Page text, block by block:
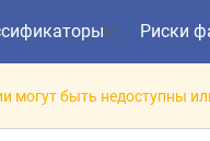
Риски
могут быть недоступны